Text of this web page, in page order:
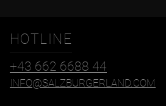
HOTLINE
+43 662 6688 44
INFO@SALZBURGERLAND.COM